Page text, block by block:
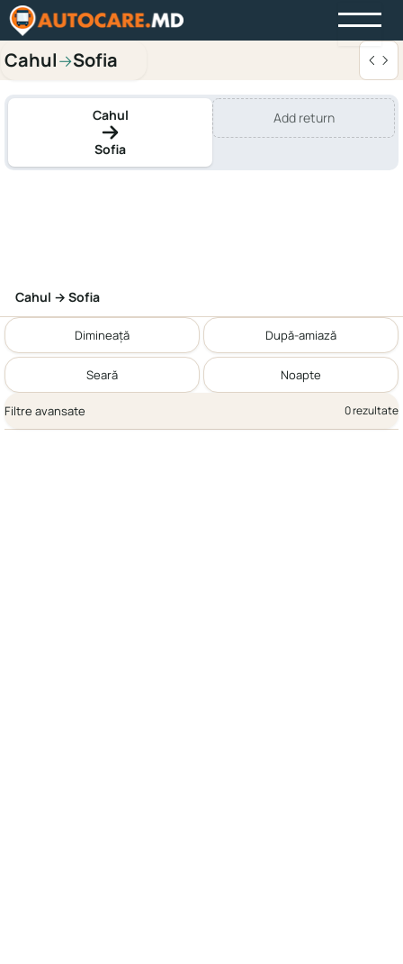
Cahul→Sofia
Cahul
Sofia
Add return
Cahul → Sofia
Dimineață După-amiază
Seară Noapte
Filtre avansate 0 rezultate